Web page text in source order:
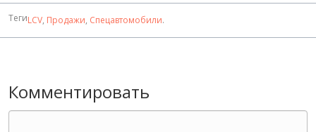
ТегиLCV, Продажи, Спецавтомобили.
Комментировать